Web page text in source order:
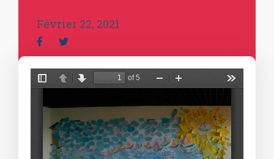
Février 22, 2021